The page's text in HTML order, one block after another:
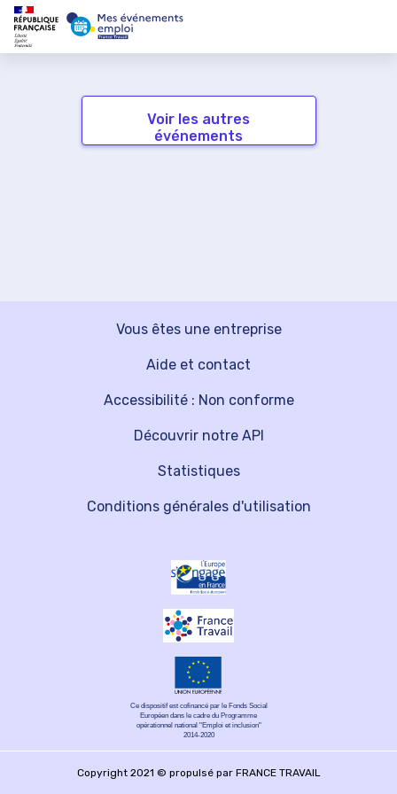
Voir les autres
événements
Vous êtes une entreprise
Découvrir notre API
Aide et contact
Statistiques
Accessibilité : Non conforme
Conditions générales d'utilisation
Ce dispositif est cofinancé par le Fonds Social
Européen dans le cadre du Programme
opérationnel national "Emploi et inclusion"
2014-2020
Copyright 2021 © propulsé par FRANCE TRAVAIL